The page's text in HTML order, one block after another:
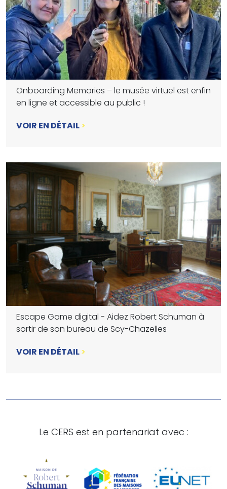
Onboarding Memories – le musée virtuel est enfin
en ligne et accessible au public !
VOIR EN DÉTAIL>
Escape Game digital - Aidez Robert Schuman à
sortir de son bureau de Scy-Chazelles
VOIR EN DÉTAIL>
Le CERS est en partenariat avec :